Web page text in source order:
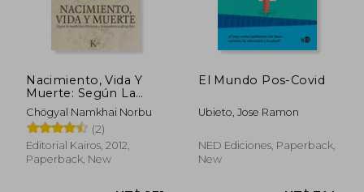
Nacimiento, Vida Y
Muerte: Según La
Medicina Tibetana Y
La Enseñanza
Dzogchén
Chögyal Namkhai Norbu
(2)
Editorial Kairos, 2012,
Paperback, New
El Mundo Pos-Covid
Ubieto, Jose Ramon
NED Ediciones, Paperback,
New